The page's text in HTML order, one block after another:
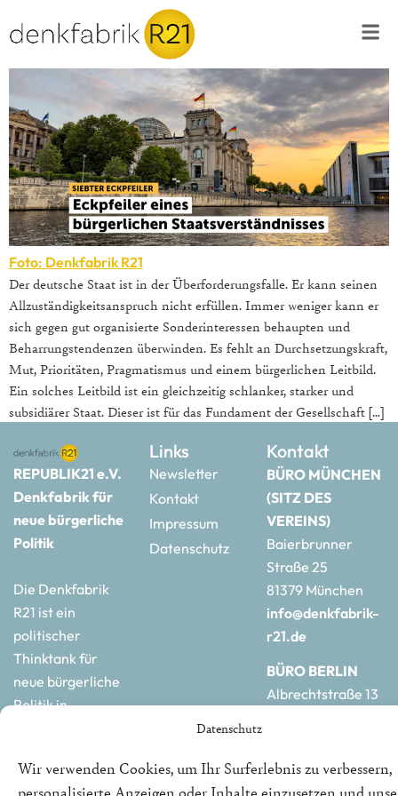
Datenschutz
Wir verwenden Cookies, um Ihr Surferlebnis zu verbessern,
Foto: Denkfabrik R21
Der deutsche Staat ist in der Überforderungsfalle. Er kann seinen
Allzuständigkeitsanspruch nicht erfüllen. Immer weniger kann er
sich gegen gut organisierte Sonderinteressen behaupten und
Beharrungstendenzen überwinden. Es fehlt an Durchsetzungskraft,
Mut, Prioritäten, Pragmatismus und einem bürgerlichen Leitbild.
Ein solches Leitbild ist ein gleichzeitig schlanker, starker und
subsidiärer Staat. Dieser ist für das Fundament der Gesellschaft […]
REPUBLIK21 e.V.
Denkfabrik für
neue bürgerliche
Politik
Die Denkfabrik
R21 ist ein
politischer
Thinktank für
neue bürgerliche
Politik in
Links
Newsletter
Kontakt
Impressum
Datenschutz
Kontakt
BÜRO MÜNCHEN
(SITZ DES
VEREINS)
Baierbrunner
Straße 25
81379 München
info@denkfabrik-
r21.de
BÜRO BERLIN
Albrechtstraße 13
r21.de